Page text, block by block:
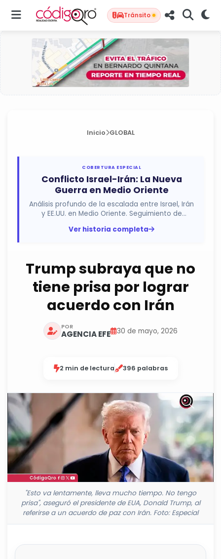
Tránsito
Inicio GLOBAL
COBERTURA ESPECIAL
Conflicto Israel-Irán: La Nueva
Guerra en Medio Oriente
Análisis profundo de la escalada entre Israel, Irán
y EE.UU. en Medio Oriente. Seguimiento de
Ver historia completa
Trump subraya que no
tiene prisa por lograr
acuerdo con Irán
POR
AGENCIA EFE 30 de mayo, 2026
2 min de lectura 396 palabras
"Esto va lentamente, lleva mucho tiempo. No tengo
prisa", aseguró el presidente de EUA, Donald Trump, al
referirse a un acuerdo de paz con Irán. Foto: Especial